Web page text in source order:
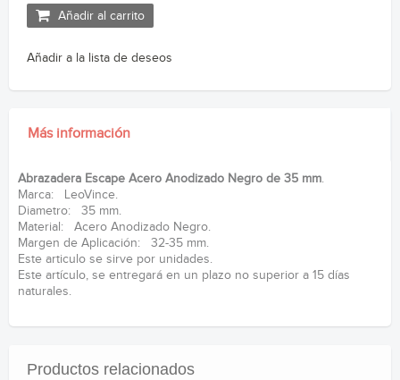
Añadir al carrito
Añadir a la lista de deseos
Más información
Abrazadera Escape Acero Anodizado Negro de 35 mm.
Marca: LeoVince.
Diametro: 35 mm.
Material: Acero Anodizado Negro.
Margen de Aplicación: 32-35 mm.
Este articulo se sirve por unidades.
Este artículo, se entregará en un plazo no superior a 15 días
naturales.
Productos relacionados